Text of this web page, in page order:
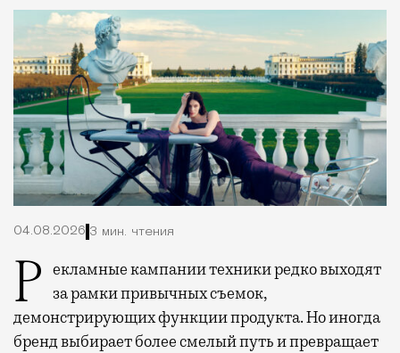
04.08.2026 3 мин. чтения
Рекламные кампании техники редко выходят
за рамки привычных съемок,
демонстрирующих функции продукта. Но иногда
бренд выбирает более смелый путь и превращает